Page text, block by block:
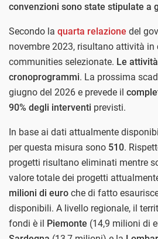
convenzioni sono state stipulate a
Secondo la quarta relazione del
novembre 2023, risultano attività in
communities selezionate. Le
cronoprogrammi. La prossima
giugno del 2026 e prevede il
90% degli interventi previsti.
In base ai dati attualmente
per questa misura sono 510.
progetti risultano eliminati mentre
valore totale dei progetti
milioni di euro che di fatto
disponibili. A livello regionale, il
fondi è il Piemonte (14,9 milioni di